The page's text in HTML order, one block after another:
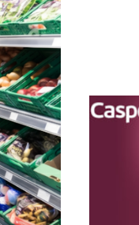
büyüme
yıllık